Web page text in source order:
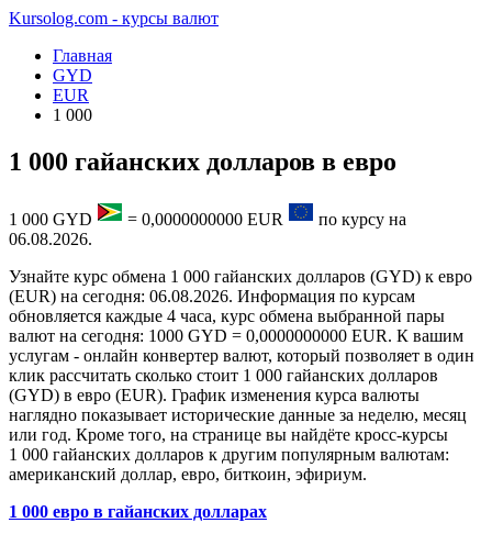
Kursolog.com - курсы валют
Главная
GYD
EUR
1 000
1 000 гайанских долларов в евро
1 000 GYD = 0,0000000000 EUR
по курсу на
06.08.2026.
Узнайте курс обмена 1 000 гайанских долларов (GYD) к евро
(EUR) на сегодня: 06.08.2026. Информация по курсам
обновляется каждые 4 часа, курс обмена выбранной пары
валют на сегодня: 1000 GYD = 0,0000000000 EUR. К вашим
услугам - онлайн конвертер валют, который позволяет в один
клик рассчитать сколько стоит 1 000 гайанских долларов
(GYD) в евро (EUR). График изменения курса валюты
наглядно показывает исторические данные за неделю, месяц
или год. Кроме того, на странице вы найдёте кросс-курсы
1 000 гайанских долларов к другим популярным валютам:
американский доллар, евро, биткоин, эфириум.
1 000 евро в гайанских долларах